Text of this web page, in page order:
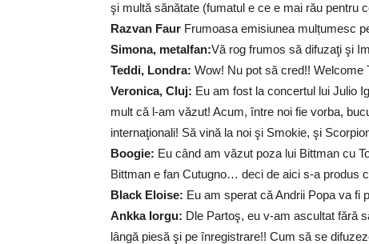
şi multă sănătate (fumatul e ce e mai rău pentru
Razvan Faur Frumoasa emisiunea mulțumesc
Simona, metalfan:Vă rog frumos să difuzaţi şi
Teddi, Londra: Wow! Nu pot să cred!! Welcome
Veronica, Cluj: Eu am fost la concertul lui Julio
mult că l-am văzut! Acum, între noi fie vorba,
internaţionali! Să vină la noi şi Smokie, şi
Boogie: Eu când am văzut poza lui Bittman cu
Bittman e fan Cutugno… deci de aici s-a produs
Black Eloise: Eu am sperat că Andrii Popa va
Ankka Iorgu: Dle Partoş, eu v-am ascultat fără
lângă piesă şi pe înregistrare!! Cum să se